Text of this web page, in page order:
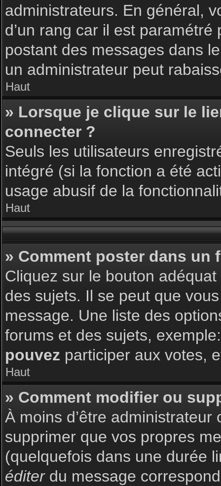
administrateurs. En général,
d’un rang car il est
postant des messages dans
un administrateur peut
Haut
» Lorsque je clique sur le
connecter ?
Seuls les utilisateurs
intégré (si la fonction a été
usage abusif de la
Haut
» Comment poster dans un
Cliquez sur le bouton
des sujets. Il se peut que
message. Une liste des
forums et des sujets,
pouvez participer aux votes,
Haut
» Comment modifier ou
À moins d’être
supprimer que vos propres
(quelquefois dans une durée
éditerdu message